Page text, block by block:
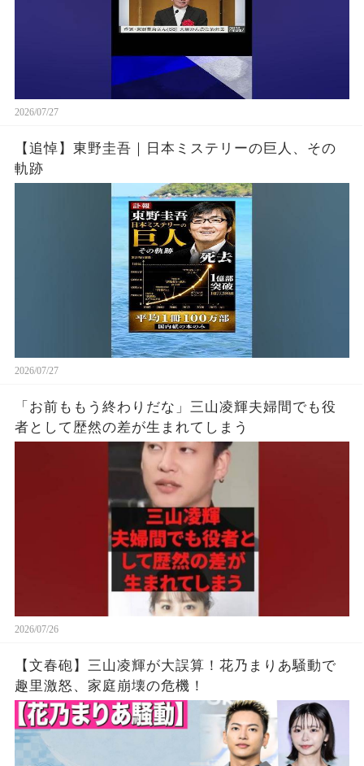
2026/07/27
【追悼】東野圭吾｜日本ミステリーの巨人、その
軌跡
2026/07/27
「お前ももう終わりだな」三山凌輝夫婦間でも役
者として歴然の差が生まれてしまう
2026/07/26
【文春砲】三山凌輝が大誤算！花乃まりあ騒動で
趣里激怒、家庭崩壊の危機！